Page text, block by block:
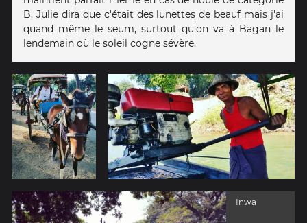
B. Julie dira que c'était des lunettes de beauf mais j'ai
quand même le seum, surtout qu'on va à Bagan le
lendemain où le soleil cogne sévère.
Inwa